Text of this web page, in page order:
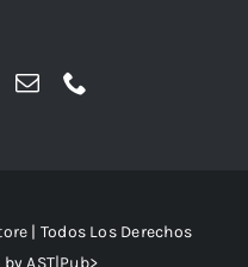
| Todos Los Derechos
byAST|Pub>